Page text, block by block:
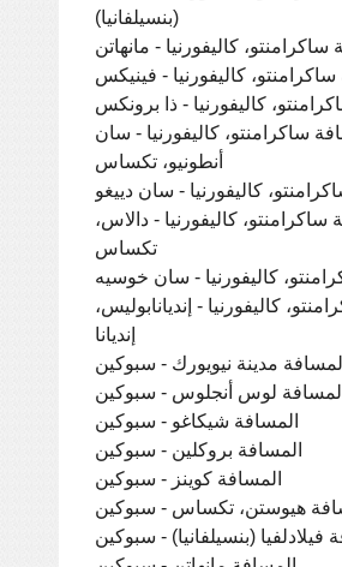
(بنسيلفانيا)
ساكرامنتو، كاليفورنيا - مانهاتن
كاليفورنيا - فينيكس
كاليفورنيا - ذا برونكس
ساكرامنتو، كاليفورنيا - سان
أنطونيو، تكساس
كاليفورنيا - سان دييغو
ساكرامنتو، كاليفورنيا - دالاس،
تكساس
كاليفورنيا - سان خوسيه
كاليفورنيا - إنديانابوليس،
إنديانا
مدينة نيويورك - سبوكين
لوس أنجلوس - سبوكين
المسافة شيكاغو - سبوكين
المسافة بروكلين - سبوكين
المسافة كوينز - سبوكين
هيوستن، تكساس - سبوكين
فيلادلفيا (بنسيلفانيا) - سبوكين